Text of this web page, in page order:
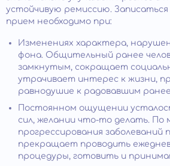
устойчивую ремиссию. Записаться
прием необходимо при:
Изменениях характера,
фона. Общительный ранее
замкнутым, сокращает
утрачивает интерес к жизни,
равнодушие к радовавшим
Постоянном ощущении
сил, желании что-то делать. По
прогрессирования заболеваний
прекращает проводить
процедуры, готовить и